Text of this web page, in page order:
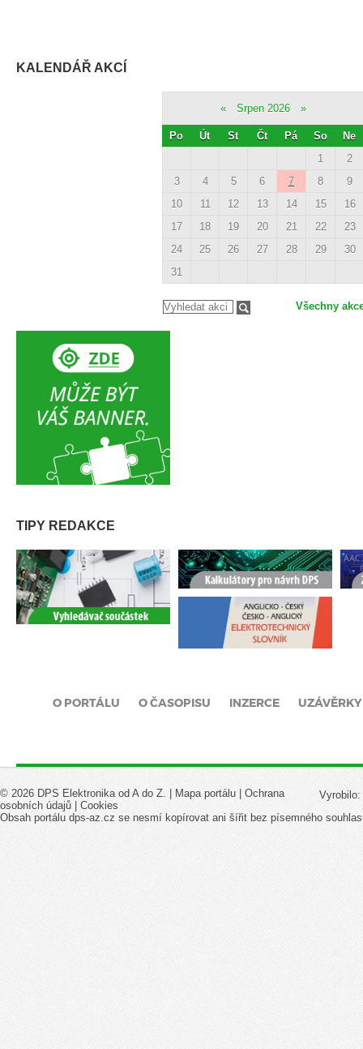
KALENDÁŘ AKCÍ
« Srpen 2026 »
Po Út St Čt Pá So
Ne
1
2
3
4 5 6 7 8
9
10
11 12 13 14 15
16
17
18 19 20 21 22
23
24
25 26 27 28 29
30
31
Všechny
TIPY REDAKCE
O PORTÁLU O ČASOPISU INZERCE UZÁVĚRKY
Vyrobilo:
© 2026 DPS Elektronika od A do Z. | Mapa portálu
Ochrana
osobních údajů
Cookies
Obsah portálu dps-az.cz se nesmí kopírovat ani šířit bez písemného